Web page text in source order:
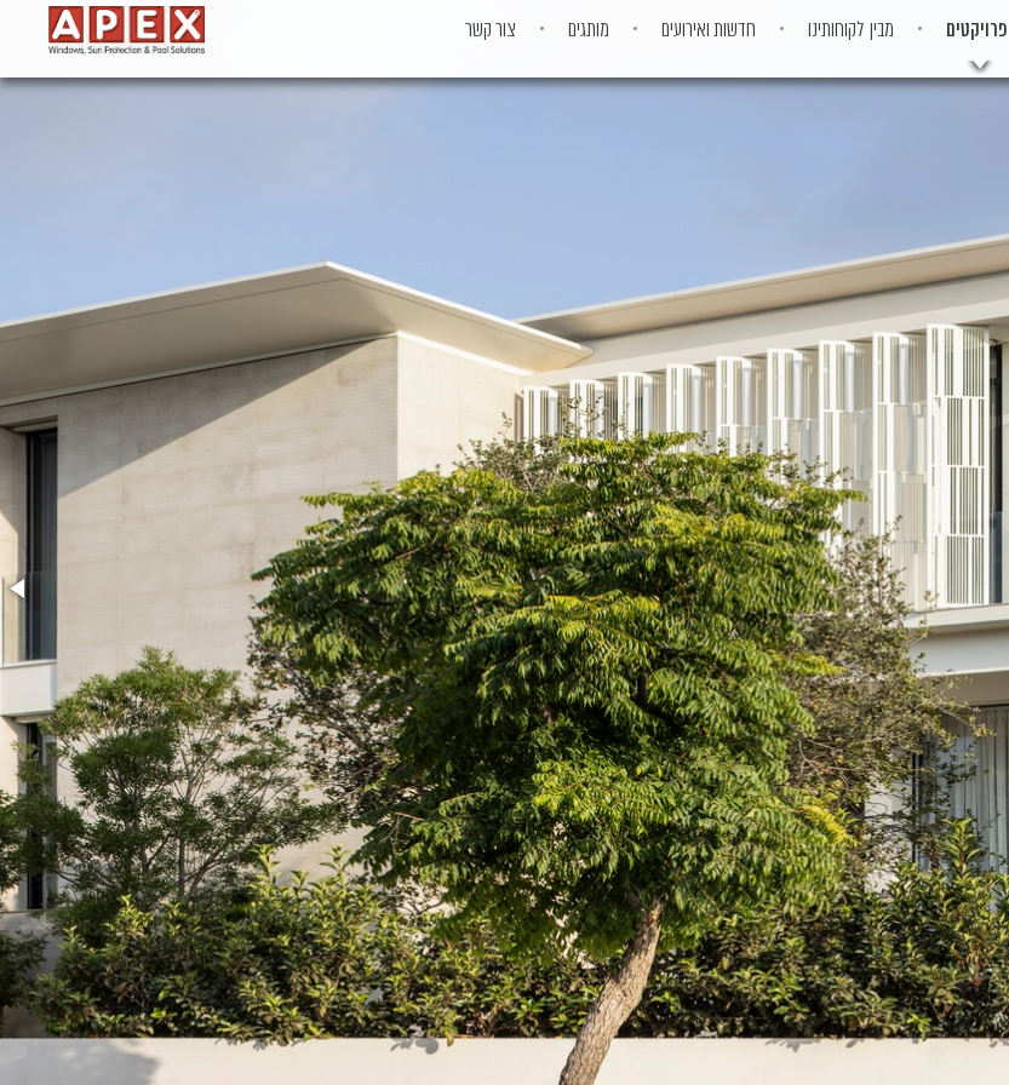
פרויקטים מבין לקוחותינו חדשות ואירועים מותגים צור קשר